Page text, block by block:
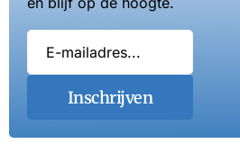
Inschrijven